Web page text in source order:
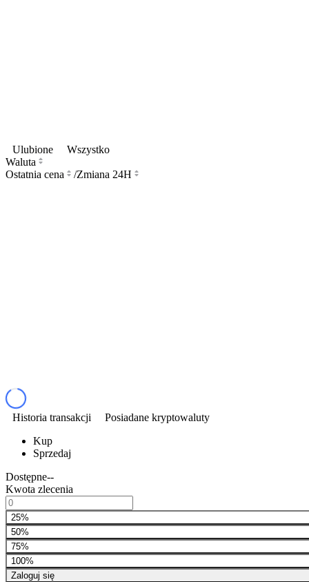
Ulubione
Wszystko
Waluta
Ostatnia cena
/Zmiana 24H
Historia transakcji
Posiadane kryptowaluty
Kup
Sprzedaj
Dostępne--
Kwota zlecenia
25%
50%
75%
100%
Zaloguj się